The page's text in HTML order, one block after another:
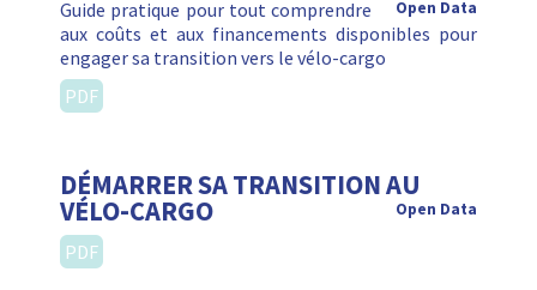
Open Data
Guide pratique pour tout comprendre
aux coûts et aux financements disponibles pour
engager sa transition vers le vélo-cargo
PDF
DÉMARRER SA TRANSITION AU
VÉLO-CARGO Open Data
PDF